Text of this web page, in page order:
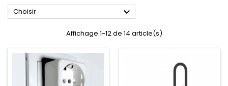
Choisir 
Affichage 1-12 de 14 article(s)